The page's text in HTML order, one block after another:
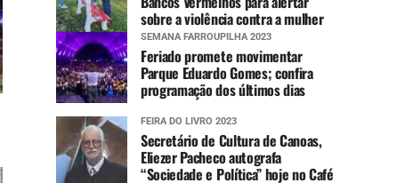
sobre a violência contra a mulher
SEMANA FARROUPILHA 2023
Feriado promete movimentar
Parque Eduardo Gomes; confira
programação dos últimos dias
FEIRA DO LIVRO 2023
Secretário de Cultura de Canoas,
Eliezer Pacheco autografa
“Sociedade e Política” hoje no Café